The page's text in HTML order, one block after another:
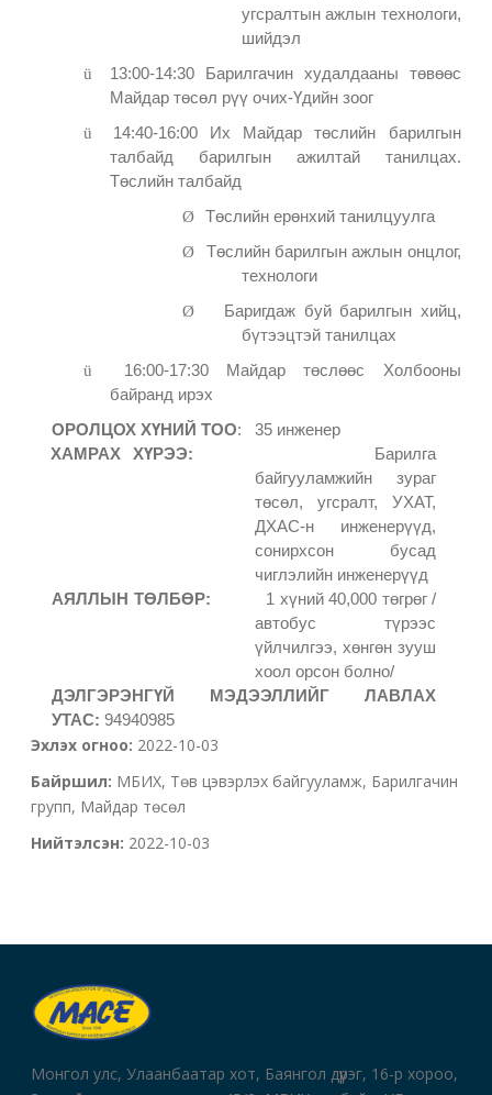
угсралтын ажлын технологи,
шийдэл
ü
13:00-14:30 Барилгачин худалдааны төвөөс
Майдар төсөл рүү очих-Үдийн зоог
ü
14:40-16:00 Их Майдар төслийн барилгын
талбайд барилгын ажилтай танилцах.
Төслийн талбайд
Ø
Төслийн ерөнхий танилцуулга
Ø
Төслийн барилгын ажлын онцлог,
технологи
Ø
Баригдаж буй барилгын хийц,
бүтээцтэй танилцах
ü
16:00-17:30 Майдар төслөөс Холбооны
байранд ирэх
ОРОЛЦОХ ХҮНИЙ ТОО: 35 инженер
ХАМРАХ ХҮРЭЭ: Барилга
байгууламжийн зураг
төсөл, угсралт, УХАТ,
ДХАС-н инженерүүд,
сонирхсон бусад
чиглэлийн инженерүүд
АЯЛЛЫН ТӨЛБӨР: 1 хүний 40,000 төгрөг /
автобус түрээс
үйлчилгээ, хөнгөн зууш
хоол орсон болно/
ДЭЛГЭРЭНГҮЙ МЭДЭЭЛЛИЙГ ЛАВЛАХ
УТАС:94940985
Эхлэх огноо: 2022-10-03
Байршил: МБИХ, Төв цэвэрлэх байгууламж, Барилгачин
групп, Майдар төсөл
Нийтэлсэн: 2022-10-03
Монгол улс, Улаанбаатар хот, Баянгол дүүрэг, 16-р хороо,